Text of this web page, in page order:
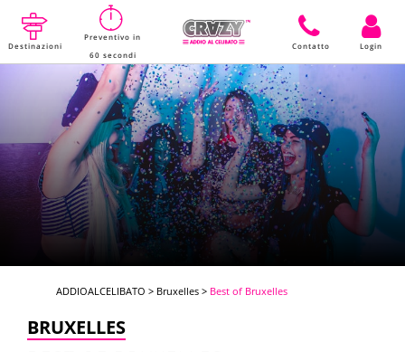
Destinazioni
Preventivo in
60 secondi
Contatto Login
ADDIOALCELIBATO > Bruxelles > Best of Bruxelles
BRUXELLES